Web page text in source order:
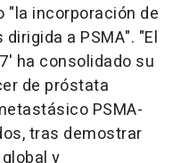
"la incorporación de
a PSMA". "El
ha consolidado su
de próstata
PSMA-
tras demostrar
y